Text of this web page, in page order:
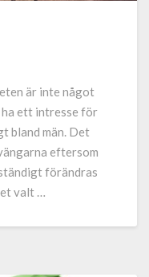
är inte något
ett intresse för
bland män. Det
eftersom
förändras
valt …